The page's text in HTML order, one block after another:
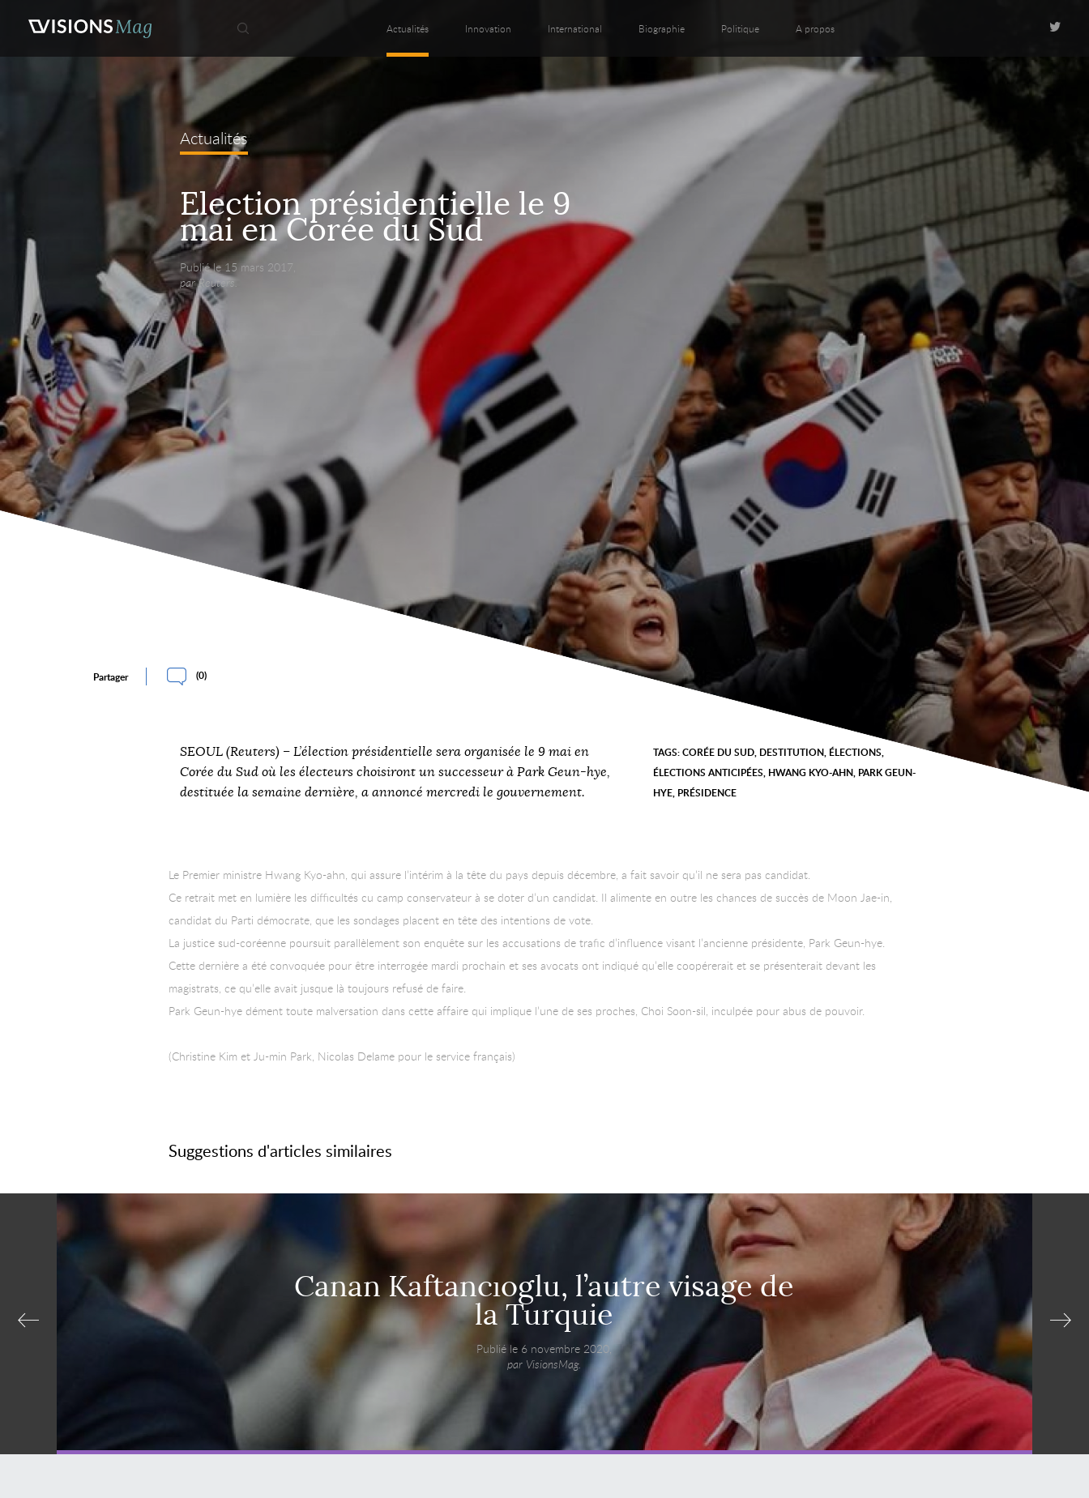
Actualités Innovation International Biographie Politique A propos
Actualités
Election présidentielle le 9
mai en Corée du Sud
Publié le 15 mars 2017,
par Reuters.
Partager (0)
SEOUL (Reuters) – L’élection présidentielle sera organisée le 9 mai en
Corée du Sud où les électeurs choisiront un successeur à Park Geun-hye,
destituée la semaine dernière, a annoncé mercredi le gouvernement.
TAGS:CORÉE DU SUD, DESTITUTION, ÉLECTIONS,
ÉLECTIONS ANTICIPÉES, HWANG KYO-AHN, PARK GEUN-
HYE, PRÉSIDENCE
Le Premier ministre Hwang Kyo-ahn, qui assure l’intérim à la tête du pays depuis décembre, a fait savoir qu’il ne sera pas candidat.
Ce retrait met en lumière les difficultés cu camp conservateur à se doter d’un candidat. Il alimente en outre les chances de succès de Moon Jae-in,
candidat du Parti démocrate, que les sondages placent en tête des intentions de vote.
La justice sud-coréenne poursuit parallèlement son enquête sur les accusations de trafic d’influence visant l’ancienne présidente, Park Geun-hye.
Cette dernière a été convoquée pour être interrogée mardi prochain et ses avocats ont indiqué qu’elle coopérerait et se présenterait devant les
magistrats, ce qu’elle avait jusque là toujours refusé de faire.
Park Geun-hye dément toute malversation dans cette affaire qui implique l’une de ses proches, Choi Soon-sil, inculpée pour abus de pouvoir.
(Christine Kim et Ju-min Park, Nicolas Delame pour le service français)
Suggestions d'articles similaires
Canan Kaftancıoglu, l’autre visage de
la Turquie
Publié le 6 novembre 2020,
par VisionsMag.